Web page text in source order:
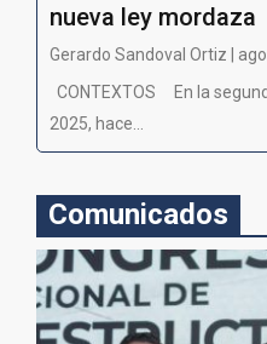
nueva ley mordaza
Gerardo Sandoval Ortiz |
CONTEXTOS En la
2025, hace...
Comunicados